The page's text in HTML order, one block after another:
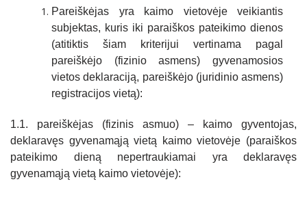
Pareiškėjas yra kaimo vietovėje veikiantis
subjektas, kuris iki paraiškos pateikimo dienos
(atitiktis šiam kriterijui vertinama pagal
pareiškėjo (fizinio asmens) gyvenamosios
vietos deklaraciją, pareiškėjo (juridinio asmens)
registracijos vietą):
1.1. pareiškėjas (fizinis asmuo) – kaimo gyventojas,
deklaravęs gyvenamąją vietą kaimo vietovėje (paraiškos
pateikimo dieną nepertraukiamai yra deklaravęs
gyvenamąją vietą kaimo vietovėje):